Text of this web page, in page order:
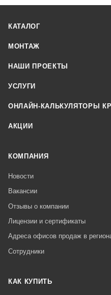
КАТАЛОГ
МОНТАЖ
НАШИ ПРОЕКТЫ
УСЛУГИ
ОНЛАЙН-КАЛЬКУЛЯТОРЫ
АКЦИИ
КОМПАНИЯ
Новости
Вакансии
Отзывы о компании
Лицензии и сертификаты
Адреса офисов продаж в
Сотрудники
КАК КУПИТЬ